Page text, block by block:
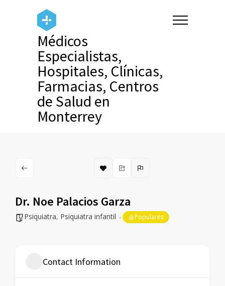
Médicos
Especialistas,
Hospitales, Clínicas,
Farmacias, Centros
de Salud en
Monterrey
Dr. Noe Palacios Garza
Psiquiatra, Psiquiatra infantil Populares
Contact Information